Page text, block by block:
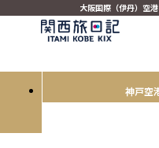
大阪国際（伊丹）空
神戸空